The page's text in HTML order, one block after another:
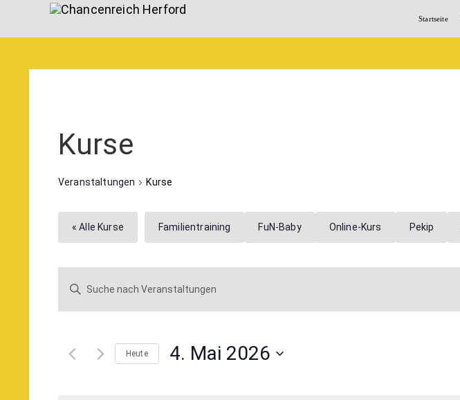
Startseite
Kurse
Veranstaltungen Kurse
« Alle Kurse Familientraining FuN-Baby Online-Kurs Pekip
Veranstaltungen
Suche
Ansichten,
Bitte
nach
Heute 4. Mai 2026